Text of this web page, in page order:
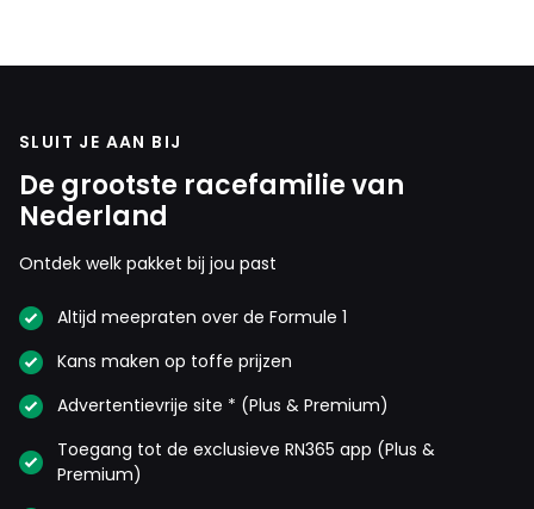
SLUIT JE AAN BIJ
De grootste racefamilie van
Nederland
Ontdek welk pakket bij jou past
Altijd meepraten over de Formule 1
Kans maken op toffe prijzen
Advertentievrije site * (Plus & Premium)
Toegang tot de exclusieve RN365 app (Plus &
Premium)